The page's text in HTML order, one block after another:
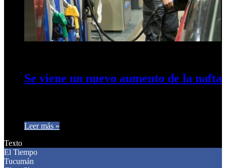
Se viene un nuevo aumento de la nafta
Leer más »
Texto
El Tiempo
Tucumán